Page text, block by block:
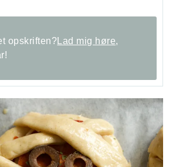
opskriften?Lad mig høre,